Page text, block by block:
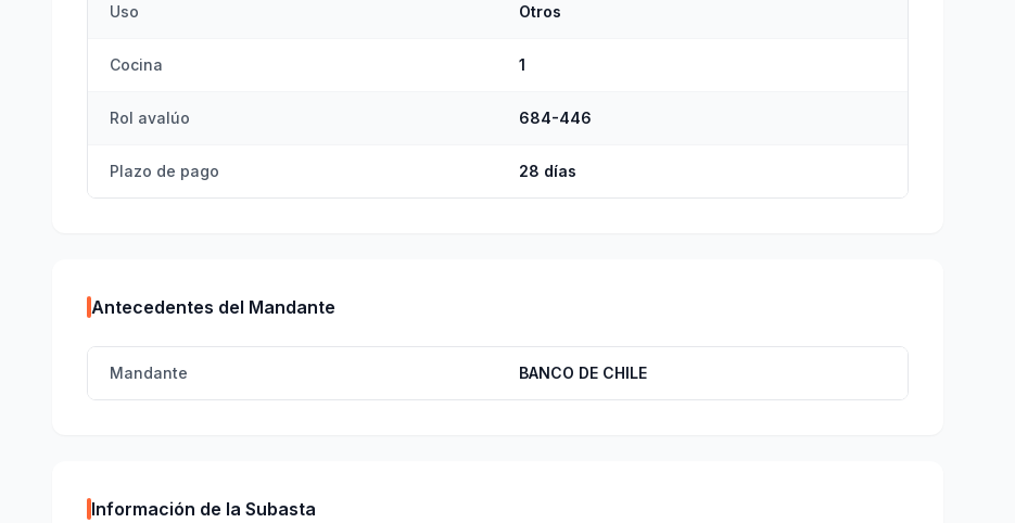
Uso Otros
Cocina 1
Rol avalúo 684-446
Plazo de pago 28 días
Antecedentes del Mandante
Mandante BANCO DE CHILE
Información de la Subasta